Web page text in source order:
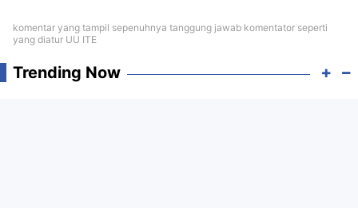
komentar yang tampil sepenuhnya tanggung jawab komentator seperti
yang diatur UU ITE
Trending Now